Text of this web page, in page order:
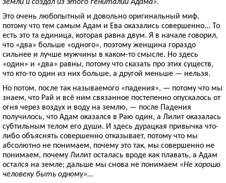
Это очень любопытный и довольно оригинальный миф,
потому что тем самым Адам и Ева оказались совершенно... То
есть это та единица, которая равна двум. Я в начале говорил,
что «два» больше «одного», поэтому женщина гораздо
сильнее и лучше мужчины в каком-то смысле. Но здесь
«один» и «два» равны, потому что сказать про этих существ,
что кто-то один из них больше, а другой меньше — нельзя.
Но потом, после так называемого «падения», — потому что мы
знаем, что Рай и всё ним связанное постепенно опускалось от
огня через воздух и воду на землю, — после Падения
получилось, что Адам оказался в Раю один, а Лилит оказалась
субтильным телом его души. И здесь дурацкая привычка что-
либо объяснять совершенно отказывает, потому что мы
абсолютно не понимаем, почему это так, мы совершенно не
понимаем, почему Лилит осталась вроде как плавать, а Адам
остался на земле; дальше мы снова не понимаем «Не хорошо
человеку быть одному»…